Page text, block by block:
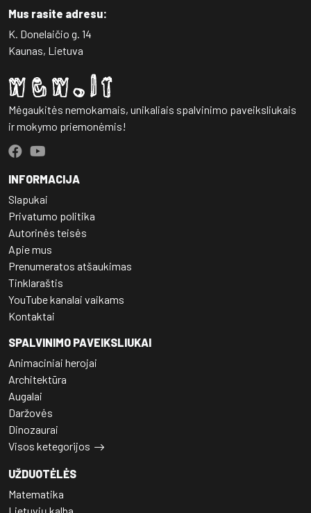
Mus rasite adresu:
K. Donelaičio g. 14
Kaunas, Lietuva
Mėgaukitės nemokamais, unikaliais spalvinimo paveiksliukais
ir mokymo priemonėmis!
INFORMACIJA
Slapukai
Privatumo politika
Autorinės teisės
Apie mus
Prenumeratos atšaukimas
Tinklaraštis
YouTube kanalai vaikams
Kontaktai
SPALVINIMO PAVEIKSLIUKAI
Animaciniai herojai
Architektūra
Augalai
Daržovės
Dinozaurai
Visos ketegorijos
UŽDUOTĖLĖS
Matematika